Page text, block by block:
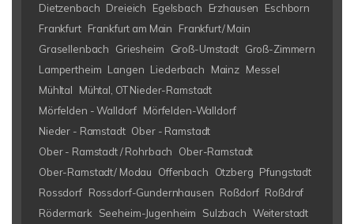
Dietzenbach Dreieich Egelsbach Erzhausen
Eschborn
Frankfurt Frankfurt am Main
Frankfurt/ Main
Grasellenbach
Griesheim Groß-Umstadt Groß-Zimmern
Lampertheim Langen Liederbach Mainz Messel
Mühltal
Mühtal, OT Nieder-Ramstadt
Mörfelden - Walldorf Mörfelden-Walldorf
Nieder - Ramstadt Ober - Ramstadt
Ober - Ramstadt / Rohrbach
Ober-Ramstadt
Ober-Ramstadt/ Modau
Offenbach Otzberg Pfungstadt
Rossdorf Rossdorf-Gundernhausen Roßdorf Roßdrof
Rödermark
Seeheim-Jugenheim Sulzbach Weiterstadt